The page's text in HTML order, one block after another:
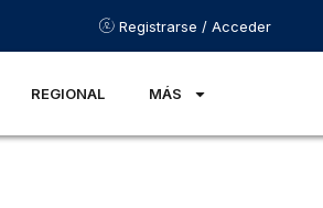
Registrarse / Acceder
REGIONAL MÁS